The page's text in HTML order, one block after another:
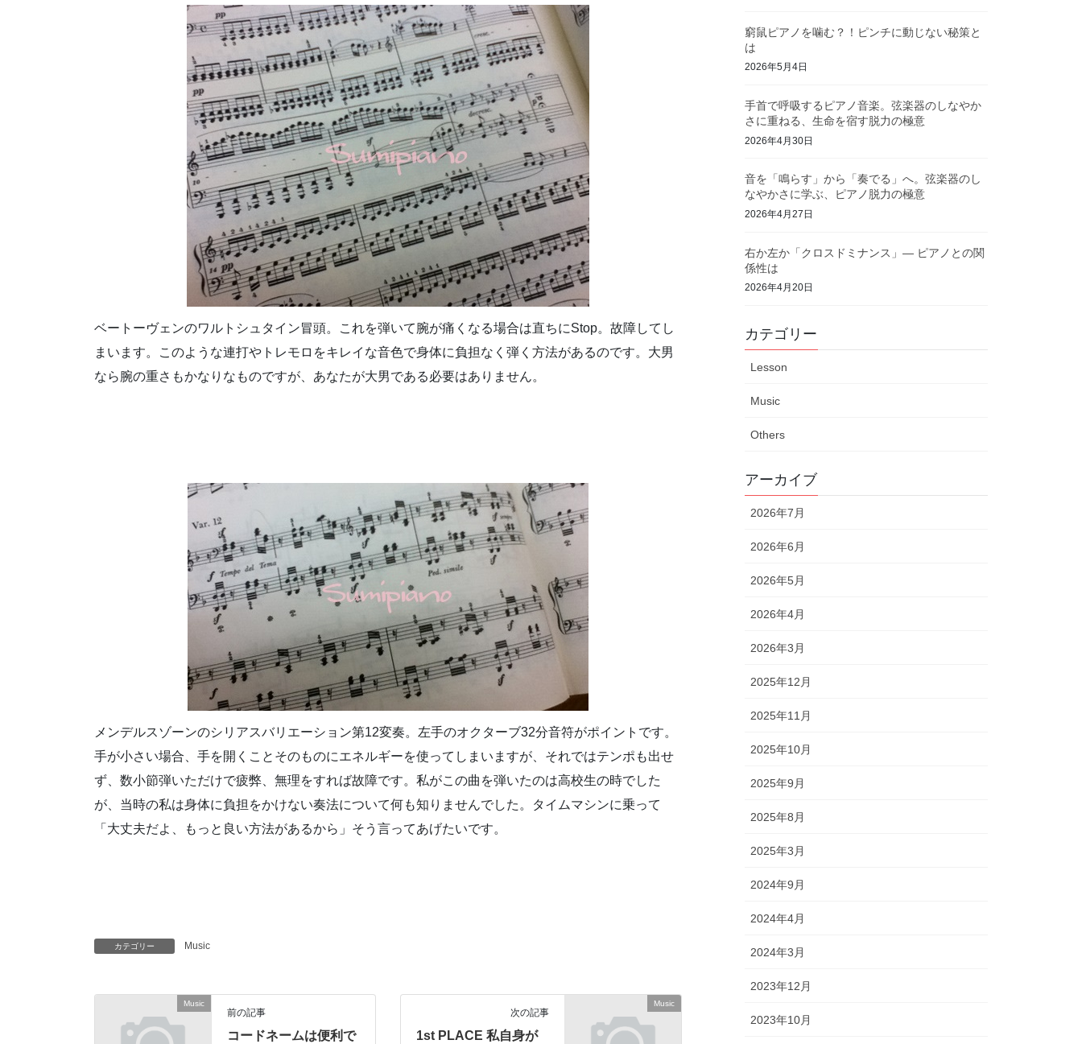
ベートーヴェンのワルトシュタイン冒頭。これを弾いて腕が痛くなる場合は直ちにStop。故障してし
まいます。このような連打やトレモロをキレイな音色で身体に負担なく弾く方法があるのです。大男
なら腕の重さもかなりなものですが、あなたが大男である必要はありません。
メンデルスゾーンのシリアスバリエーション第12変奏。左手のオクターブ32分音符がポイントです。
手が小さい場合、手を開くことそのものにエネルギーを使ってしまいますが、それではテンポも出せ
ず、数小節弾いただけで疲弊、無理をすれば故障です。私がこの曲を弾いたのは高校生の時でした
が、当時の私は身体に負担をかけない奏法について何も知りませんでした。タイムマシンに乗って
「大丈夫だよ、もっと良い方法があるから」そう言ってあげたいです。
カテゴリー Music
Music
前の記事
コードネームは便利で
Music
次の記事
1st PLACE 私自身が
窮鼠ピアノを噛む？！ピンチに動じない秘策と
は
2026年5月4日
手首で呼吸するピアノ音楽。弦楽器のしなやか
さに重ねる、生命を宿す脱力の極意
2026年4月30日
音を「鳴らす」から「奏でる」へ。弦楽器のし
なやかさに学ぶ、ピアノ脱力の極意
2026年4月27日
右か左か「クロスドミナンス」— ピアノとの関
係性は
2026年4月20日
カテゴリー
Lesson
Music
Others
アーカイブ
2026年7月
2026年6月
2026年5月
2026年4月
2026年3月
2025年12月
2025年11月
2025年10月
2025年9月
2025年8月
2025年3月
2024年9月
2024年4月
2024年3月
2023年12月
2023年10月